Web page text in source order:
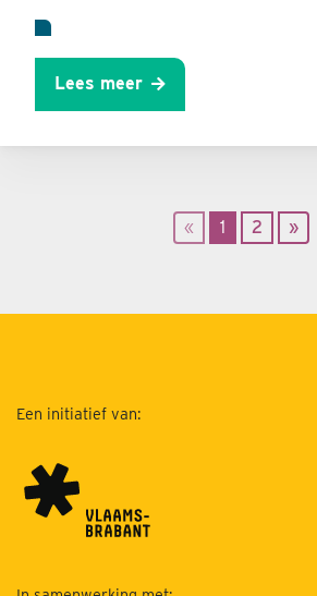
Lees meer
« 1 2 »
Een initiatief van: